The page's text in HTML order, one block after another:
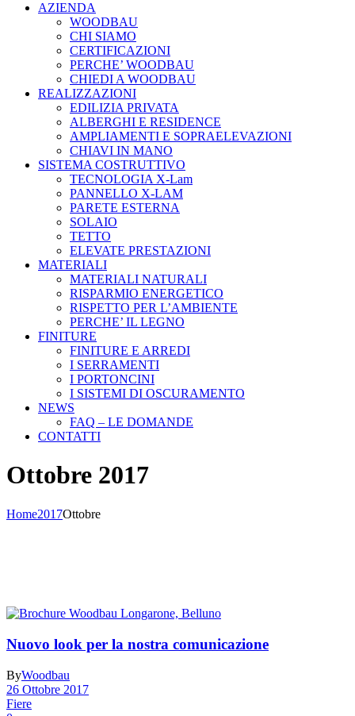
AZIENDA
WOODBAU
CHI SIAMO
CERTIFICAZIONI
PERCHE’ WOODBAU
CHIEDI A WOODBAU
REALIZZAZIONI
EDILIZIA PRIVATA
ALBERGHI E RESIDENCE
AMPLIAMENTI E SOPRAELEVAZIONI
CHIAVI IN MANO
SISTEMA COSTRUTTIVO
TECNOLOGIA X-Lam
PANNELLO X-LAM
PARETE ESTERNA
SOLAIO
TETTO
ELEVATE PRESTAZIONI
MATERIALI
MATERIALI NATURALI
RISPARMIO ENERGETICO
RISPETTO PER L’AMBIENTE
PERCHE’ IL LEGNO
FINITURE
FINITURE E ARREDI
I SERRAMENTI
I PORTONCINI
I SISTEMI DI OSCURAMENTO
NEWS
FAQ – LE DOMANDE
CONTATTI
Ottobre 2017
Home2017Ottobre
Nuovo look per la nostra comunicazione
ByWoodbau
26 Ottobre 2017
Fiere